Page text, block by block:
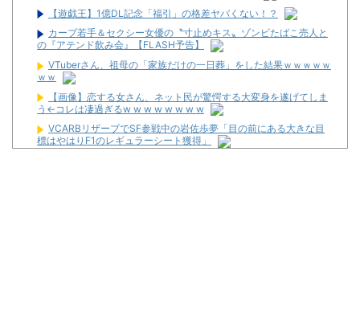
【遊戯王】1億DL記念「福引」の格差ヤバくない！？
カープ若手＆セクシー女優の〝寸止めキス〟ゾンビたばこ売人と
の『アテンド飲み会』【FLASH予告】
VTuberさん、祖母の「家族だけの一日葬」をした結果ｗｗｗｗｗ
ｗｗ
【画像】恋する女さん、ネット民が驚愕する大変身を遂げてしま
う←コレは凄過ぎるw w w w w w w w
VCARBリザーブでSF参戦中の岩佐歩夢「目の前にある大きな目
標はやはりF1のレギュラーシート獲得」